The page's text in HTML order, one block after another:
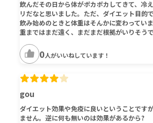
飲んだその日から体がポカポカしてきて、冷
リだなと思いました。ただ、ダイエット目的
飲み始めのときと体重はそんかに変わってい
重まではまだ遠く、まだまだ根拠がいりそうで
0人がいいねしています！
gou
ダイエット効果や免疫に良いということです
ません。逆に何も無いのは効果があるから?